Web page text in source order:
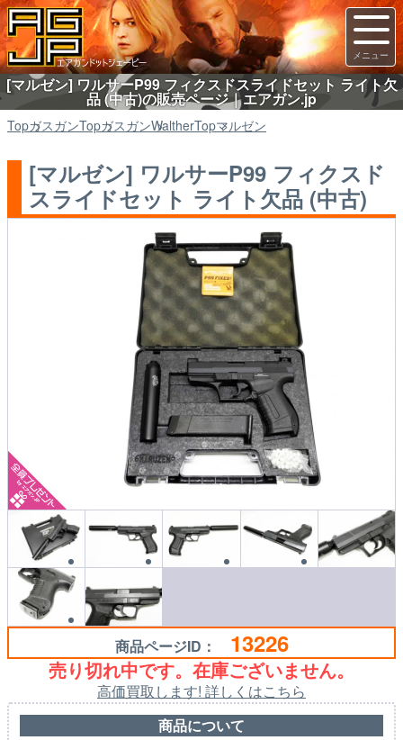
[マルゼン] ワルサーP99 フィクスドスライドセット ライト欠
品 (中古)の販売ページ｜エアガン.jp
TopガスガンTopガスガンWaltherTopマルゼン
[マルゼン] ワルサーP99 フィクスド
スライドセット ライト欠品 (中古)
商品ページID： 13226
売り切れ中です。在庫ございません。
高価買取します! 詳しくはこちら
商品について